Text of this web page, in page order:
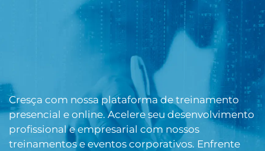
Cresça com nossa plataforma de treinamento
presencial e online. Acelere seu desenvolvimento
profissional e empresarial com nossos
treinamentos e eventos corporativos. Enfrente